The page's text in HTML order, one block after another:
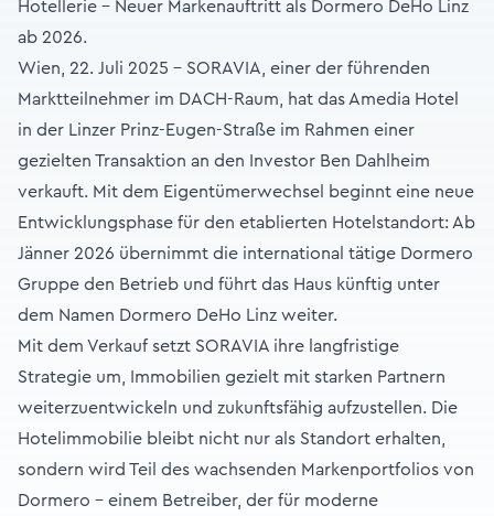
Hotellerie – Neuer Markenauftritt als Dormero DeHo Linz
ab 2026.
Wien, 22. Juli 2025 – SORAVIA, einer der führenden
Marktteilnehmer im DACH-Raum, hat das Amedia Hotel
in der Linzer Prinz-Eugen-Straße im Rahmen einer
gezielten Transaktion an den Investor Ben Dahlheim
verkauft. Mit dem Eigentümerwechsel beginnt eine neue
Entwicklungsphase für den etablierten Hotelstandort: Ab
Jänner 2026 übernimmt die international tätige Dormero
Gruppe den Betrieb und führt das Haus künftig unter
dem Namen Dormero DeHo Linz weiter.
Mit dem Verkauf setzt SORAVIA ihre langfristige
Strategie um, Immobilien gezielt mit starken Partnern
weiterzuentwickeln und zukunftsfähig aufzustellen. Die
Hotelimmobilie bleibt nicht nur als Standort erhalten,
sondern wird Teil des wachsenden Markenportfolios von
Dormero – einem Betreiber, der für moderne